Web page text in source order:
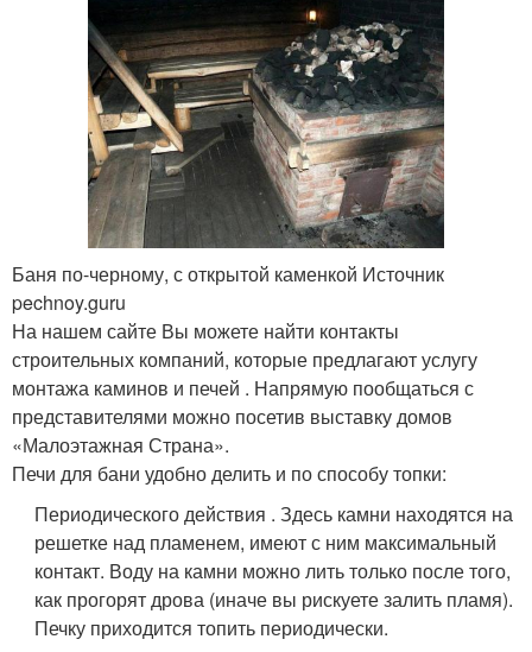
Баня по-черному, с открытой каменкой Источник
pechnoy.guru
На нашем сайте Вы можете найти контакты
строительных компаний, которые предлагают услугу
монтажа каминов и печей . Напрямую пообщаться с
представителями можно посетив выставку домов
«Малоэтажная Страна».
Печи для бани удобно делить и по способу топки:
Периодического действия . Здесь камни находятся на
решетке над пламенем, имеют с ним максимальный
контакт. Воду на камни можно лить только после того,
как прогорят дрова (иначе вы рискуете залить пламя).
Печку приходится топить периодически.